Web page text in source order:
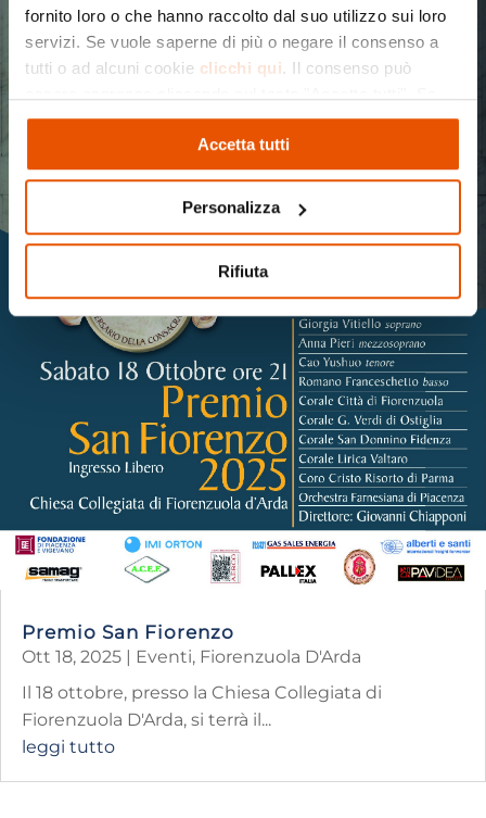
fornito loro o che hanno raccolto dal suo utilizzo sui loro
servizi. Se vuole saperne di più o negare il consenso a
tutti o ad alcuni cookie clicchi qui. Il consenso può
non vuole i cookie di profilazione può negare il consenso
cliccando sul tasto "Rifiuta"Accetta tutti
Personalizza
Rifiuta
Premio San Fiorenzo
Ott 18, 2025 | Eventi, Fiorenzuola D'Arda
Il 18 ottobre, presso la Chiesa Collegiata di
Fiorenzuola D'Arda, si terrà il...
leggi tutto